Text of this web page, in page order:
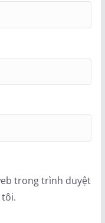
trong trình duyệt